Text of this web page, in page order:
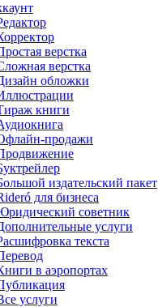
верстка
верстка
обложки
книги
продажи
издательский пакет
для бизнеса
советник
услуги
текста
в аэропортах
услуги